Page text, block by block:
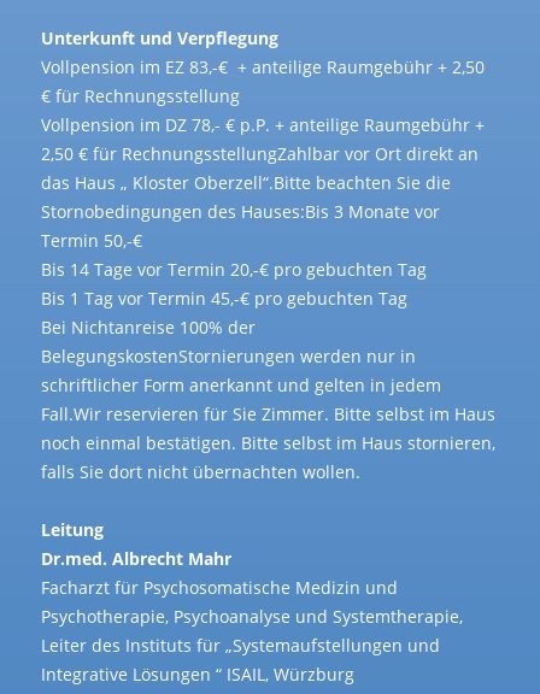
Unterkunft und Verpflegung
Vollpension im EZ 83,-€ + anteilige Raumgebühr + 2,50
€ für Rechnungsstellung
Vollpension im DZ 78,- € p.P. + anteilige Raumgebühr +
2,50 € für RechnungsstellungZahlbar vor Ort direkt an
das Haus „ Kloster Oberzell“.Bitte beachten Sie die
Stornobedingungen des Hauses:Bis 3 Monate vor
Termin 50,-€
Bis 14 Tage vor Termin 20,-€ pro gebuchten Tag
Bis 1 Tag vor Termin 45,-€ pro gebuchten Tag
Bei Nichtanreise 100% der
BelegungskostenStornierungen werden nur in
schriftlicher Form anerkannt und gelten in jedem
Fall.Wir reservieren für Sie Zimmer. Bitte selbst im Haus
noch einmal bestätigen. Bitte selbst im Haus stornieren,
falls Sie dort nicht übernachten wollen.
Leitung
Dr.med. Albrecht Mahr
Facharzt für Psychosomatische Medizin und
Psychotherapie, Psychoanalyse und Systemtherapie,
Leiter des Instituts für „Systemaufstellungen und
Integrative Lösungen “ ISAIL, Würzburg